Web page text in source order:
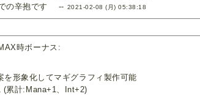
での辛抱です -- 2021-02-08 (月) 05:38:18
時ボーナス:
形象化してマギグラフィ製作可能
(累計:Mana+1、Int+2)